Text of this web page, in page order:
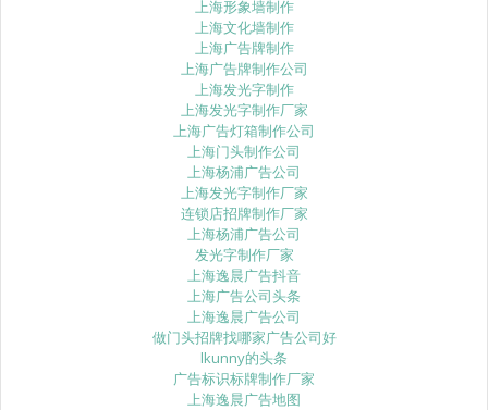
上海形象墙制作
上海文化墙制作
上海广告牌制作
上海广告牌制作公司
上海发光字制作
上海发光字制作厂家
上海广告灯箱制作公司
上海门头制作公司
上海杨浦广告公司
上海发光字制作厂家
连锁店招牌制作厂家
上海杨浦广告公司
发光字制作厂家
上海逸晨广告抖音
上海广告公司头条
上海逸晨广告公司
做门头招牌找哪家广告公司好
lkunny的头条
广告标识标牌制作厂家
上海逸晨广告地图